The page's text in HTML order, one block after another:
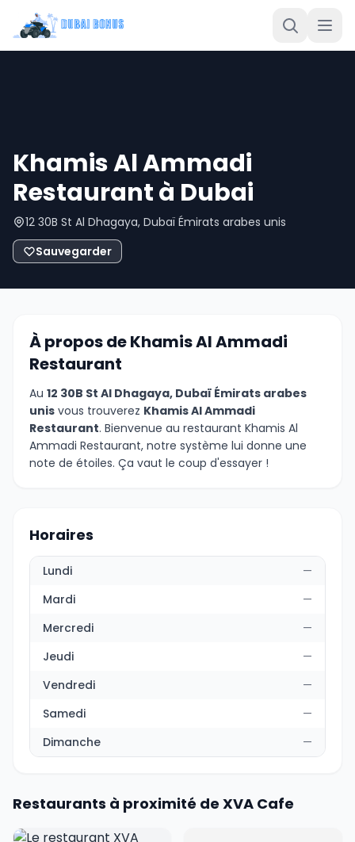
Khamis Al Ammadi
Restaurant à Dubai
12 30B St Al Dhagaya, Dubaï Émirats arabes unis
Sauvegarder
À propos de Khamis Al Ammadi
Restaurant
Au 12 30B St Al Dhagaya, Dubaï Émirats arabes
unis vous trouverez Khamis Al Ammadi
Restaurant. Bienvenue au restaurant Khamis Al
Ammadi Restaurant, notre système lui donne une
note de étoiles. Ça vaut le coup d'essayer !
Horaires
Lundi
—
Mardi
—
Mercredi
—
Jeudi
—
Vendredi
—
Samedi
—
Dimanche
—
Restaurants à proximité de XVA Cafe